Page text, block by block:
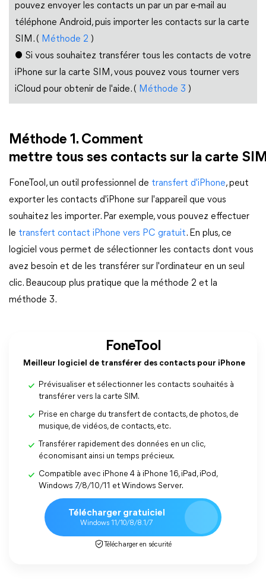
pouvez envoyer les contacts un par un par e-mail au
téléphone Android, puis importer les contacts sur la carte
SIM. ( Méthode 2 )
● Si vous souhaitez transférer tous les contacts de votre
iPhone sur la carte SIM, vous pouvez vous tourner vers
iCloud pour obtenir de l'aide. ( Méthode 3 )
Méthode 1. Comment
mettre tous ses contacts sur la carte
FoneTool, un outil professionnel de transfert d'iPhone, peut
exporter les contacts d'iPhone sur l'appareil que vous
souhaitez les importer. Par exemple, vous pouvez effectuer
le transfert contact iPhone vers PC gratuit. En plus, ce
logiciel vous permet de sélectionner les contacts dont vous
avez besoin et de les transférer sur l'ordinateur en un seul
clic. Beaucoup plus pratique que la méthode 2 et la
méthode 3.
FoneTool
Meilleur logiciel de transférer des contacts pour iPhone
Prévisualiser et sélectionner les contacts souhaités à
transférer vers la carte SIM.
Prise en charge du transfert de contacts, de photos, de
musique, de vidéos, de contacts, etc.
Transférer rapidement des données en un clic,
économisant ainsi un temps précieux.
Compatible avec iPhone 4 à iPhone 16, iPad, iPod,
Windows 7/8/10/11 et Windows Server.
Télécharger gratuiciel
Windows 11/10/8/8.1/7
Télécharger en sécurité